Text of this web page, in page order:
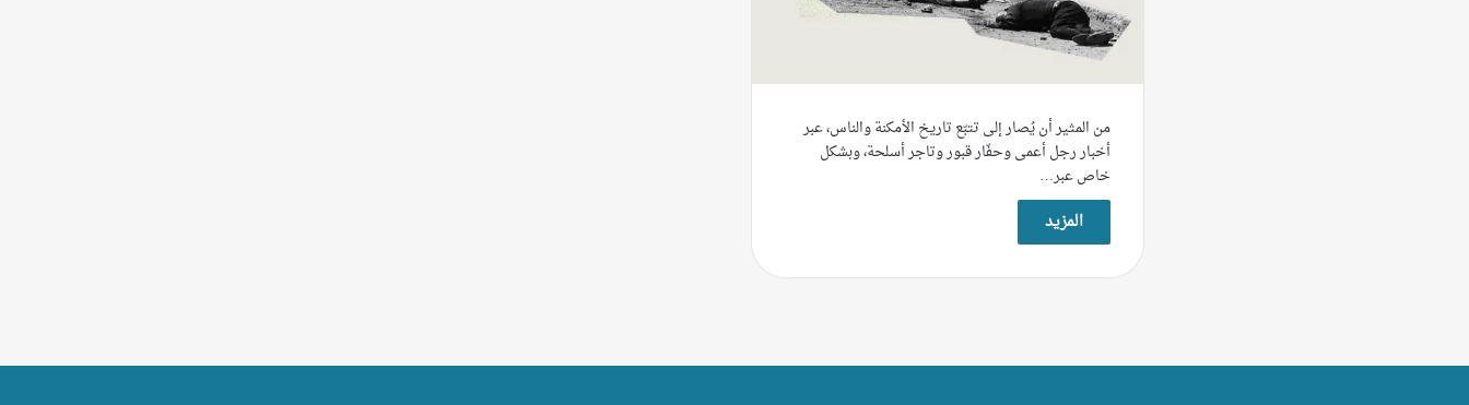
من المثير أن يُصار إلى تتبّع تاريخ الأمكنة والناس، عبر
أخبار رجل أعمى وحفّار قبور وتاجر أسلحة، وبشكل
خاص عبر…
المزيد